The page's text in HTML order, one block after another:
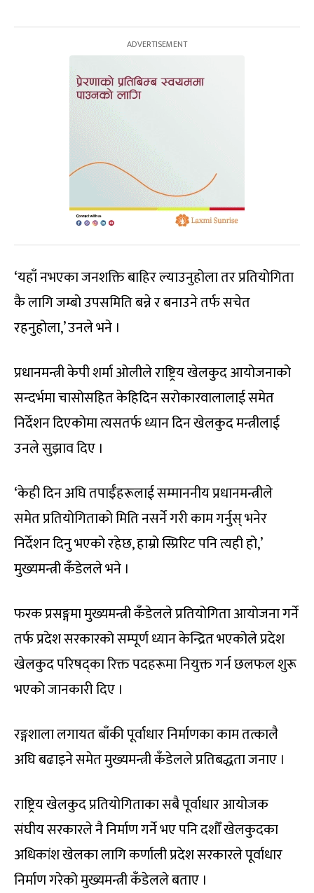
‘यहाँ नभएका जनशक्ति बाहिर ल्याउनुहोला तर प्रतियोगिता
कै लागि जम्बो उपसमिति बन्ने र बनाउने तर्फ सचेत
रहनुहोला,’ उनले भने ।
प्रधानमन्त्री केपी शर्मा ओलीले राष्ट्रिय खेलकुद आयोजनाको
सन्दर्भमा चासोसहित केहिदिन सरोकारवालालाई समेत
निर्देशन दिएकोमा त्यसतर्फ ध्यान दिन खेलकुद मन्त्रीलाई
उनले सुझाव दिए ।
‘केही दिन अघि तपाईँहरूलाई सम्माननीय प्रधानमन्त्रीले
समेत प्रतियोगिताको मिति नसर्ने गरी काम गर्नुस् भनेर
निर्देशन दिनु भएको रहेछ, हाम्रो स्प्रिरिट पनि त्यही हो,’
मुख्यमन्त्री कँडेलले भने ।
फरक प्रसङ्गमा मुख्यमन्त्री कँडेलले प्रतियोगिता आयोजना गर्ने
तर्फ प्रदेश सरकारको सम्पूर्ण ध्यान केन्द्रित भएकोले प्रदेश
खेलकुद परिषद्का रिक्त पदहरूमा नियुक्त गर्न छलफल शुरू
भएको जानकारी दिए ।
रङ्गशाला लगायत बाँकी पूर्वाधार निर्माणका काम तत्कालै
अघि बढाइने समेत मुख्यमन्त्री कँडेलले प्रतिबद्धता जनाए ।
राष्ट्रिय खेलकुद प्रतियोगिताका सबै पूर्वाधार आयोजक
संघीय सरकारले नै निर्माण गर्ने भए पनि दशौँ खेलकुदका
अधिकांश खेलका लागि कर्णाली प्रदेश सरकारले पूर्वाधार
निर्माण गरेको मुख्यमन्त्री कँडेलले बताए ।